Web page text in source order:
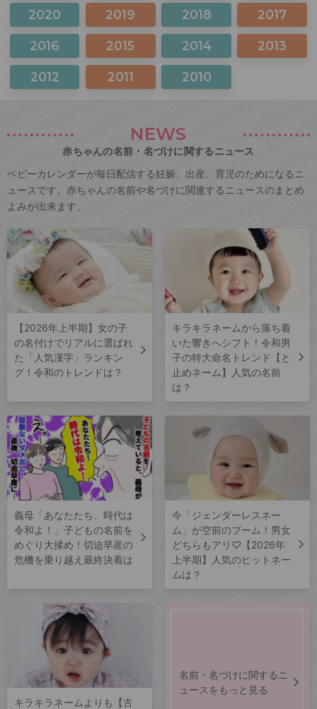
2020 2019 2018 2017
2016 2015 2014 2013
2012 2011 2010
NEWS
赤ちゃんの名前・名づけに関するニュース
ベビーカレンダーが毎日配信する妊娠、出産、育児のためになるニ
ュースです。赤ちゃんの名前や名づけに関連するニュースのまとめ
よみが出来ます。
【2026年上半期】女の子
の名付けでリアルに選ばれ
た「人気漢字」ランキン
グ！令和のトレンドは？
キラキラネームから落ち着
いた響きへシフト！令和男
子の特大命名トレンド【と
止めネーム】人気の名前
は？
義母「あなたたち、時代は
令和よ！」子どもの名前を
めぐり大揉め！切迫早産の
危機を乗り越え最終決着は
今「ジェンダーレスネー
ム」が空前のブーム！男女
どちらもアリ♡【2026年
上半期】人気のヒットネー
ムは？
キラキラネームよりも【古
名前・名づけに関するニ
ュースをもっと見る